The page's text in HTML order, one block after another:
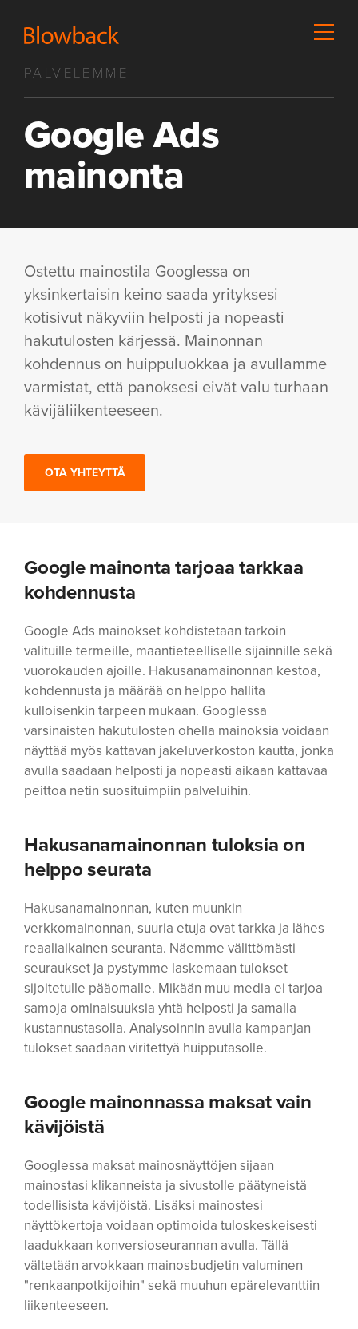
PALVELEMME
Google Ads
mainonta
Ostettu mainostila Googlessa on
yksinkertaisin keino saada yrityksesi
kotisivut näkyviin helposti ja nopeasti
hakutulosten kärjessä. Mainonnan
kohdennus on huippuluokkaa ja avullamme
varmistat, että panoksesi eivät valu turhaan
kävijäliikenteeseen.
OTA YHTEYTTÄ
Google mainonta tarjoaa tarkkaa
kohdennusta
Google Ads mainokset kohdistetaan tarkoin
valituille termeille, maantieteelliselle sijainnille sekä
vuorokauden ajoille. Hakusanamainonnan kestoa,
kohdennusta ja määrää on helppo hallita
kulloisenkin tarpeen mukaan. Googlessa
varsinaisten hakutulosten ohella mainoksia voidaan
näyttää myös kattavan jakeluverkoston kautta, jonka
avulla saadaan helposti ja nopeasti aikaan kattavaa
peittoa netin suosituimpiin palveluihin.
Hakusanamainonnan tuloksia on
helppo seurata
Hakusanamainonnan, kuten muunkin
verkkomainonnan, suuria etuja ovat tarkka ja lähes
reaaliaikainen seuranta. Näemme välittömästi
seuraukset ja pystymme laskemaan tulokset
sijoitetulle pääomalle. Mikään muu media ei tarjoa
samoja ominaisuuksia yhtä helposti ja samalla
kustannustasolla. Analysoinnin avulla kampanjan
tulokset saadaan viritettyä huipputasolle.
Google mainonnassa maksat vain
kävijöistä
Googlessa maksat mainosnäyttöjen sijaan
mainostasi klikanneista ja sivustolle päätyneistä
todellisista kävijöistä. Lisäksi mainostesi
näyttökertoja voidaan optimoida tuloskeskeisesti
laadukkaan konversioseurannan avulla. Tällä
vältetään arvokkaan mainosbudjetin valuminen
"renkaanpotkijoihin" sekä muuhun epärelevanttiin
liikenteeseen.